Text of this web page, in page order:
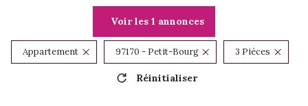
Voir les 1 annonces
Appartement 97170 - Petit-Bourg 3 Pièces
Réinitialiser